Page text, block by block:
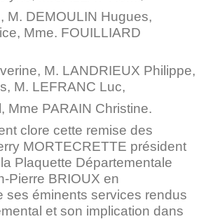
M. DEMOULIN Hugues,
Mme. FOUILLIARD
M. LANDRIEUX Philippe,
M. LEFRANC Luc,
Mme PARAIN Christine.
clore cette remise des
MORTECRETTE président
Plaquette Départementale
Pierre BRIOUX en
ses éminents services rendus
et son implication dans